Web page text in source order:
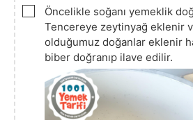
▢
Öncelikle soğanı yemeklik
Tencereye zeytinyağ eklenir
olduğumuz doğanlar eklenir
biber doğranıp ilave edilir.